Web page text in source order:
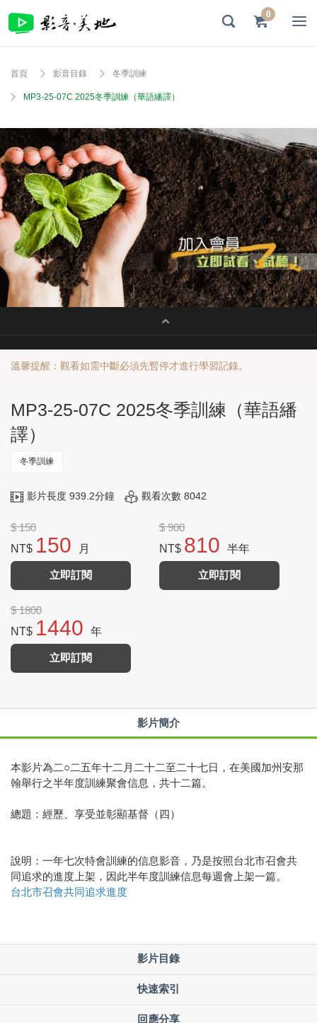
0
首頁 影音目錄 冬季訓練
MP3-25-07C 2025冬季訓練（華語繙譯）
溫馨提醒：觀看如需中斷必須先暫停才進行學習記錄。
MP3-25-07C 2025冬季訓練（華語繙
譯）
冬季訓練
影片長度 939.2分鐘 觀看次數 8042
$ 150
NT$ 150 月
立即訂閱
$ 900
NT$ 810 半年
立即訂閱
$ 1800
NT$ 1440 年
立即訂閱
影片簡介
本影片為二○二五年十二月二十二至二十七日，在美國加州安那
翰舉行之半年度訓練聚會信息，共十二篇。
總題：經歷、享受並彰顯基督（四）
說明：一年七次特會訓練的信息影音，乃是按照台北市召會共
同追求的進度上架，因此半年度訓練信息每週會上架一篇。
台北市召會共同追求進度
影片目錄
快速索引
回應分享